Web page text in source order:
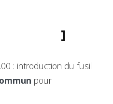
]
: introduction du fusil
pour